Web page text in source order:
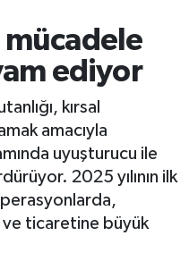
ediyor
kırsal
amacıyla
uyuşturucu ile
2025 yılının ilk
ticaretine büyük
ve Fikstür